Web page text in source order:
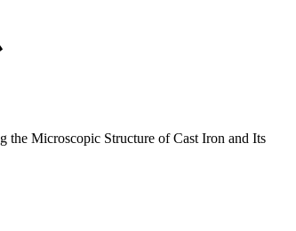
Microscopic Structure of Cast Iron and Its